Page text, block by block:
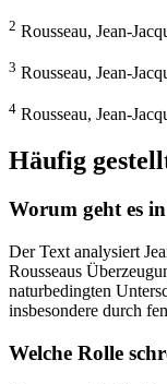
2 Rousseau, Jean-
3 Rousseau, Jean-
4 Rousseau, Jean-
Häufig
Worum geht es
Der Text analysiert
Rousseaus
naturbedingten
insbesondere durch
Welche Rolle